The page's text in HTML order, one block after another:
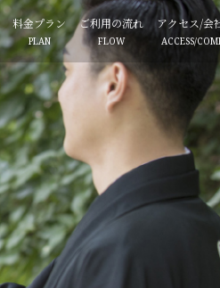
料金プラン
PLAN
ご利用の流れ
FLOW
アクセス/会
ACCESS/